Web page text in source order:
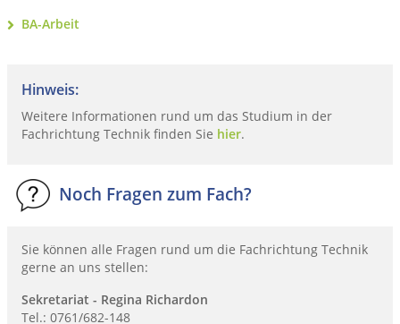
BA-Arbeit
Hinweis:
Weitere Informationen rund um das Studium in der
Fachrichtung Technik finden Sie hier.
Noch Fragen zum Fach?
Sie können alle Fragen rund um die Fachrichtung Technik
gerne an uns stellen:
Sekretariat - Regina Richardon
Tel.: 0761/682-148